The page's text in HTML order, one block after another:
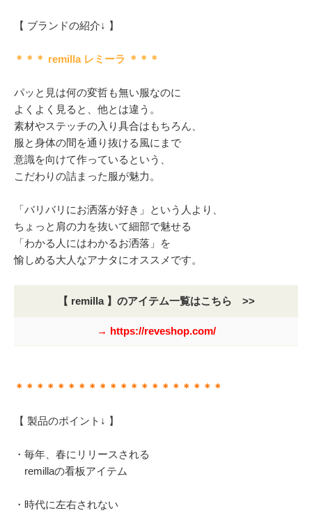
【 ブランドの紹介↓ 】
＊＊＊ remilla レミーラ ＊＊＊
パッと見は何の変哲も無い服なのに
よくよく見ると、他とは違う。
素材やステッチの入り具合はもちろん、
服と身体の間を通り抜ける風にまで
意識を向けて作っているという、
こだわりの詰まった服が魅力。
「バリバリにお洒落が好き」という人より、
ちょっと肩の力を抜いて細部で魅せる
「わかる人にはわかるお洒落」を
愉しめる大人なアナタにオススメです。
【 remilla 】のアイテム一覧はこちら >>
→ https://reveshop.com/
＊＊＊＊＊＊＊＊＊＊＊＊＊＊＊＊＊＊＊＊
【 製品のポイント↓ 】
・毎年、春にリリースされる
remillaの看板アイテム
・時代に左右されない